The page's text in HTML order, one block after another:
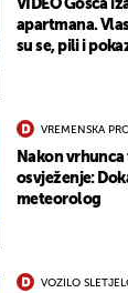
VIDEO Gošća
apartmana.
su se, pili i
VREMENSKA
Nakon
osvježenje:
meteorolog
VOZILO